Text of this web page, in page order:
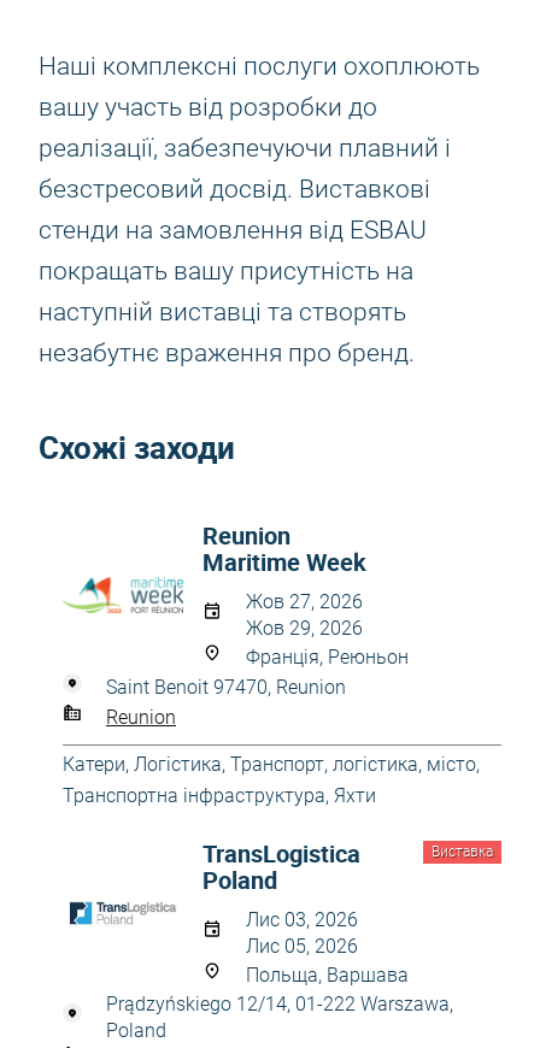
Наші комплексні послуги охоплюють
вашу участь від розробки до
реалізації, забезпечуючи плавний і
безстресовий досвід. Виставкові
стенди на замовлення від ESBAU
покращать вашу присутність на
наступній виставці та створять
незабутнє враження про бренд.
Схожі заходи
Reunion
Maritime Week
Жов 27, 2026
Жов 29, 2026
Франція, Реюньон
Saint Benoit 97470, Reunion
Reunion
Катери, Логістика, Транспорт, логістика, місто,
Транспортна інфраструктура, Яхти
Виставка
TransLogistica
Poland
Лис 03, 2026
Лис 05, 2026
Польща, Варшава
Prądzyńskiego 12/14, 01-222 Warszawa,
Poland